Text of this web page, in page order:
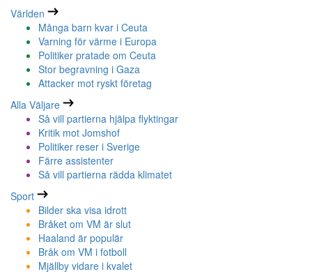
Världen
Många barn kvar i Ceuta
Varning för värme i Europa
Politiker pratade om Ceuta
Stor begravning i Gaza
Attacker mot ryskt företag
Alla Väljare
Så vill partierna hjälpa flyktingar
Kritik mot Jomshof
Politiker reser i Sverige
Färre assistenter
Så vill partierna rädda klimatet
Sport
Bilder ska visa idrott
Bråket om VM är slut
Haaland är populär
Bråk om VM i fotboll
Mjällby vidare i kvalet